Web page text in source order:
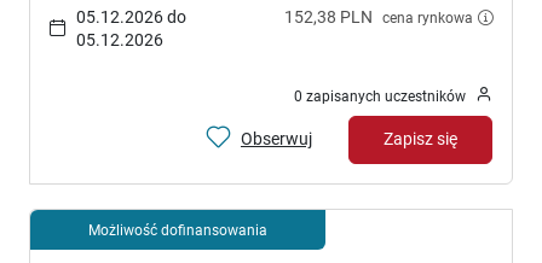
152,38 PLN cena rynkowa
05.12.2026 do
05.12.2026
0 zapisanych uczestników
Obserwuj Zapisz się
Możliwość dofinansowania